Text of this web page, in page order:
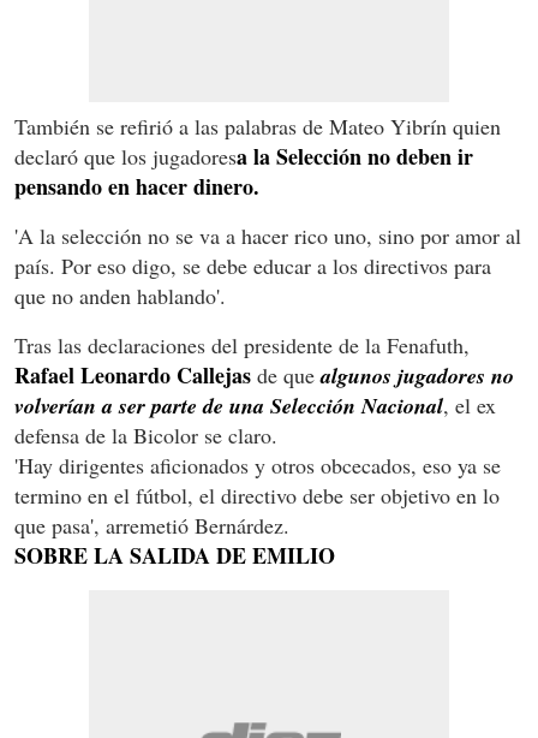
También se refirió a las palabras de Mateo Yibrín quien
declaró que los jugadoresa la Selección no deben ir
pensando en hacer dinero.
'A la selección no se va a hacer rico uno, sino por amor al
país. Por eso digo, se debe educar a los directivos para
que no anden hablando'.
Tras las declaraciones del presidente de la Fenafuth,
Rafael Leonardo Callejas de quealgunos jugadores no
volverían a ser parte de una Selección Nacional, el ex
defensa de la Bicolor se claro.
'Hay dirigentes aficionados y otros obcecados, eso ya se
termino en el fútbol, el directivo debe ser objetivo en lo
que pasa', arremetió Bernárdez.
SOBRE LA SALIDA DE EMILIO